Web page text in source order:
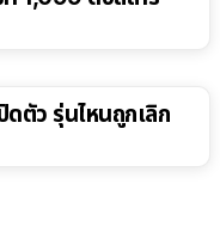
ดตัว รุ่นไหนถูกเลิก